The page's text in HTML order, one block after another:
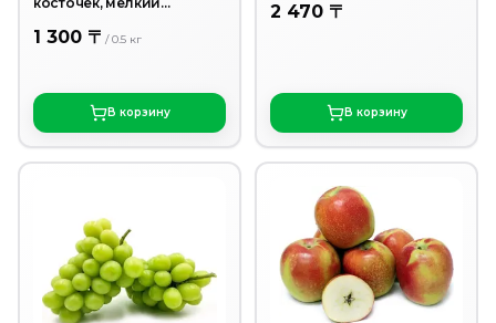
1 300 〒 /0.5 кг
В корзину
2 470 〒
В корзину